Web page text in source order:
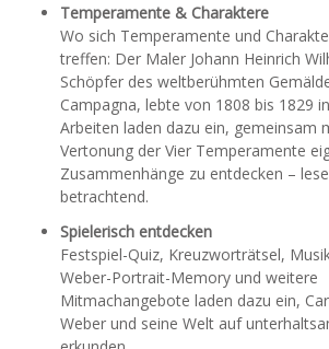
Temperamente & Charaktere
Wo sich Temperamente und
treffen: Der Maler Johann Heinrich
Schöpfer des weltberühmten
Campagna, lebte von 1808 bis 1829
Arbeiten laden dazu ein, gemeinsam
Vertonung der Vier Temperamente
Zusammenhänge zu entdecken –
betrachtend.
Spielerisch entdecken
Festspiel-Quiz, Kreuzworträtsel,
Weber-Portrait-Memory und weitere
Mitmachangebote laden dazu ein,
Weber und seine Welt auf